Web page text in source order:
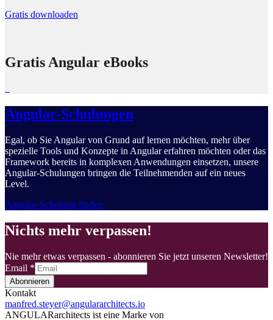
Gratis downloaden
Gratis Angular eBooks
Angular-Schulungen
Egal, ob Sie Angular von Grund auf lernen möchten, mehr über
spezielle Tools und Konzepte in Angular erfahren möchten oder das
Framework bereits in komplexen Anwendungen einsetzen, unsere
Angular-Schulungen bringen die Teilnehmenden auf ein neues
Level.
Angular-Schulung finden
Nichts mehr verpassen!
Nie mehr etwas verpassen - abonnieren Sie jetzt unseren Newsletter!
Email *
Abonnieren
Kontakt
manfred.steyer@angulararchitects.io
ANGULARarchitects ist eine Marke von